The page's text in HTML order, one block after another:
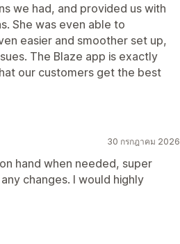
we had, and provided us with
She was even able to
easier and smoother set up,
The Blaze app is exactly
our customers get the best
30 กรกฎาคม 2026
hand when needed, super
changes. I would highly